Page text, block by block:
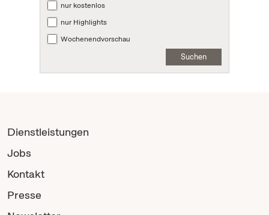
nur kostenlos
nur Highlights
Wochenendvorschau
Suchen
Dienstleistungen
Jobs
Kontakt
Presse